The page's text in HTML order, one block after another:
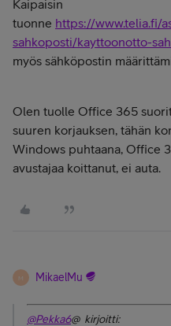
Kaipaisin
tuonne https://www.telia.fi/
sahkoposti/kayttoonotto-
myös sähköpostin
Olen tuolle Office 365
suuren korjauksen, tähän
Windows puhtaana, Office
avustajaa koittanut, ei auta.
M MikaelMu
@Pekka6@ kirjoitti: